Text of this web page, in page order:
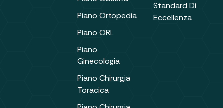
Piano Ortopedia
Piano ORL
Piano
Ginecologia
Piano Chirurgia
Toracica
Standard Di
Eccellenza